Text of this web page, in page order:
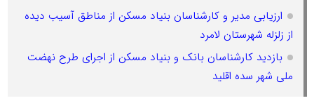
ارزیابی مدیر و کارشناسان بنیاد مسکن از مناطق آسیب دیده
از زلزله شهرستان لامرد
بازدید کارشناسان بانک و بنیاد مسکن از اجرای طرح نهضت
ملی شهر سده اقلید